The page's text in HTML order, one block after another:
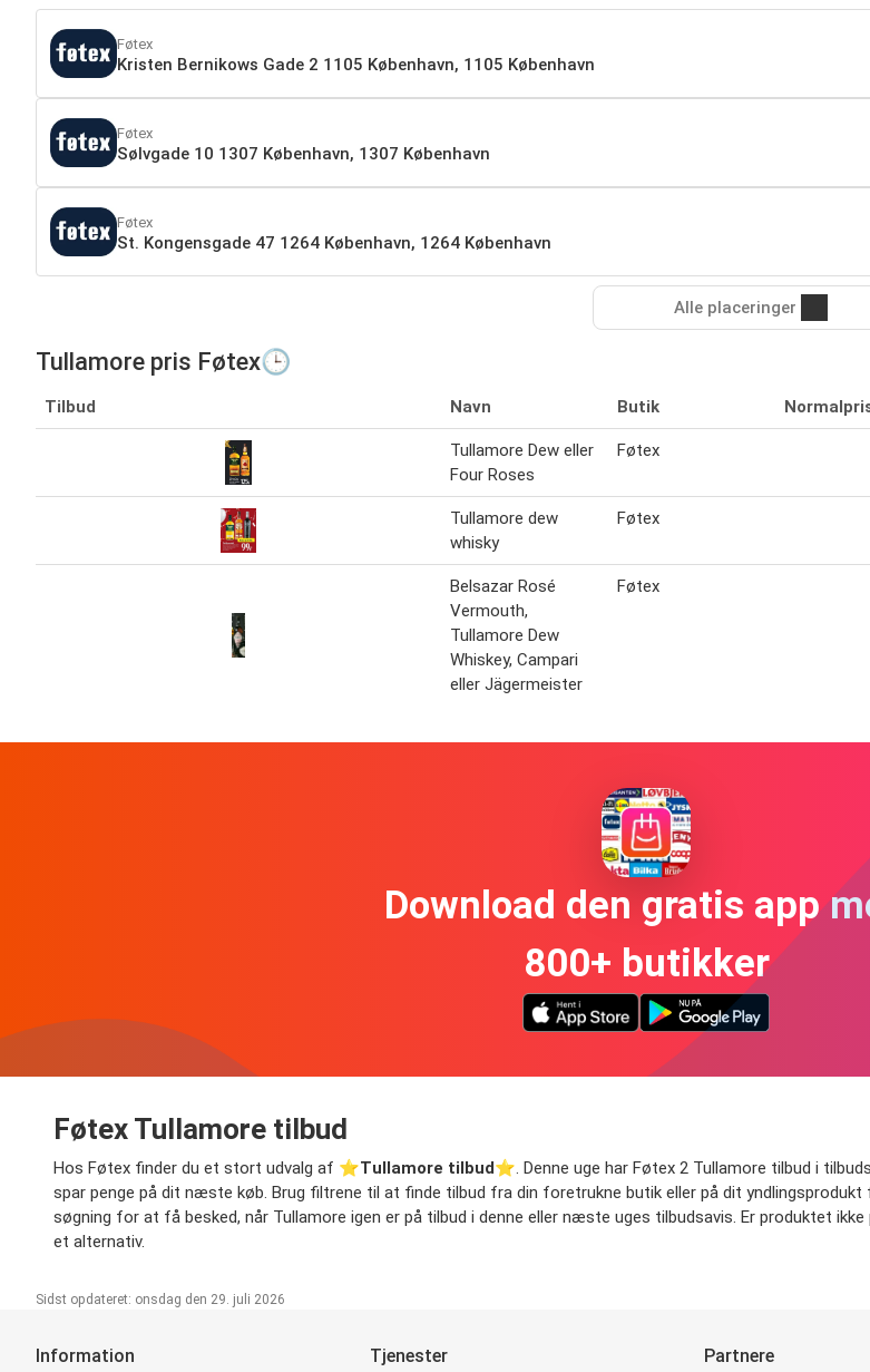
Føtex
Kristen Bernikows Gade 2 1105 København, 1105 København
Føtex
Sølvgade 10 1307 København, 1307 København
Føtex
St. Kongensgade 47 1264 København, 1264 København
Alle placeringer
Tullamore pris Føtex🕒
Tilbud Navn Butik
Tullamore Dew eller
Four Roses
Føtex
Tullamore dew
whisky
Føtex
Belsazar Rosé
Vermouth,
Tullamore Dew
Whiskey, Campari
eller Jägermeister
Føtex
Download den gratis app
800+ butikker
Føtex Tullamore tilbud
Hos Føtex finder du et stort udvalg af ⭐️Tullamore tilbud⭐️. Denne uge har Føtex 2 Tullamore tilbud i
spar penge på dit næste køb. Brug filtrene til at finde tilbud fra din foretrukne butik eller på dit
søgning for at få besked, når Tullamore igen er på tilbud i denne eller næste uges tilbudsavis. Er produktet
et alternativ.
Sidst opdateret: onsdag den 29. juli 2026
Information Tjenester Partnere